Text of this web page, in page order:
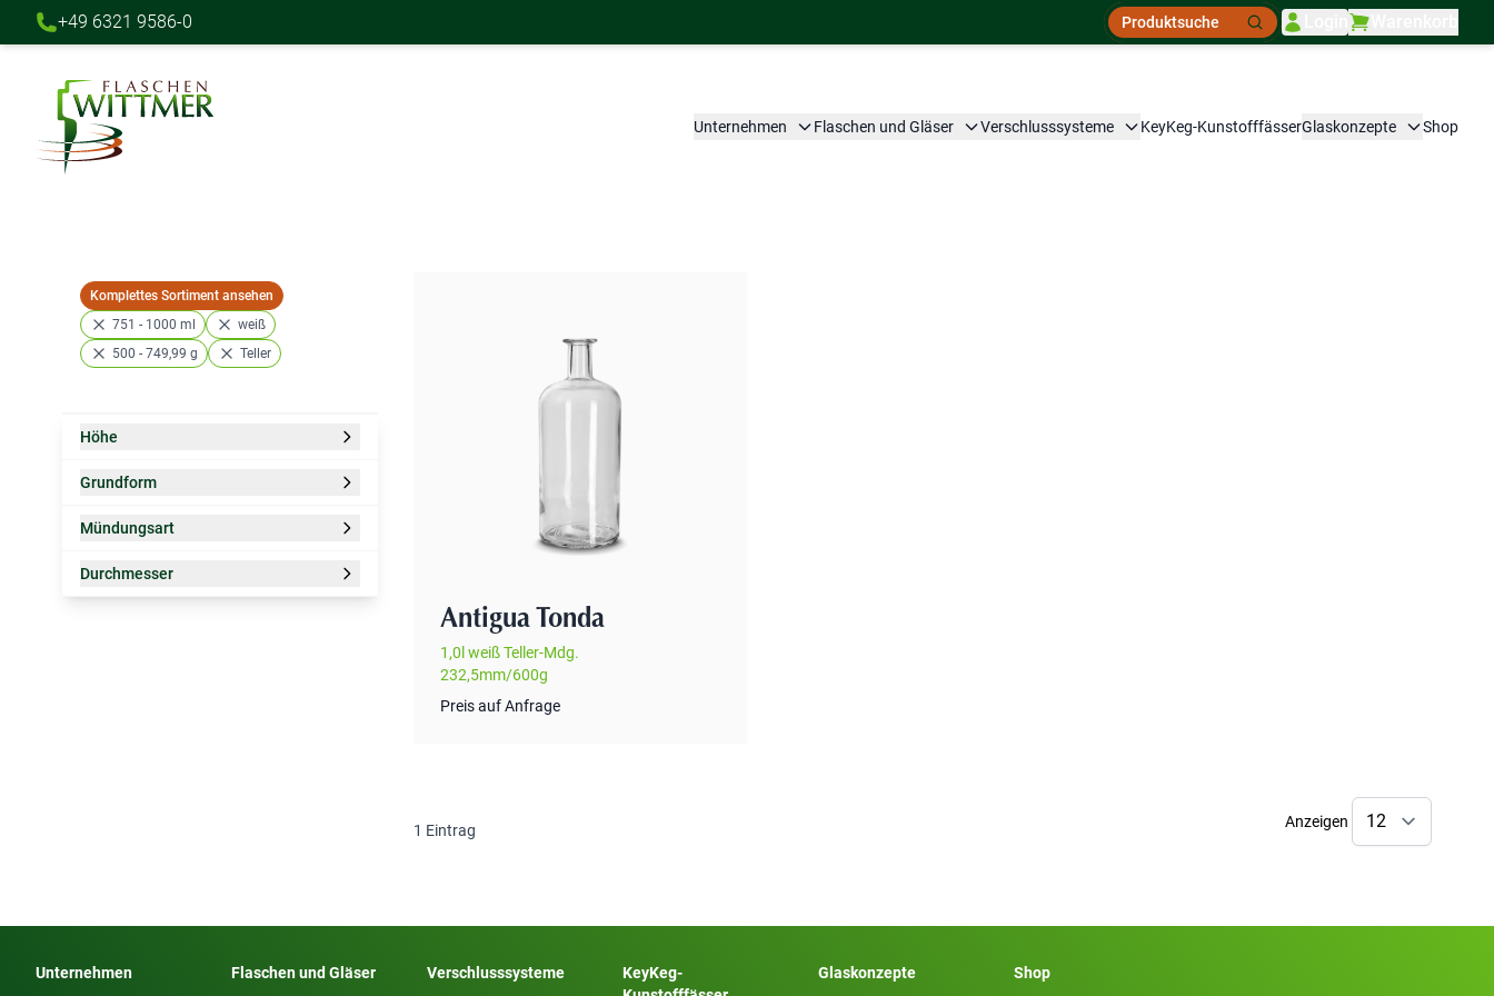
+49 6321 9586-0
Suche
Unternehmen Flaschen und Gläser Verschlusssysteme KeyKeg-KunstofffässerGlaskonzepte Shop
Komplettes Sortiment ansehen
751 - 1000 ml
weiß
500 - 749,99 g
Teller
Zur Produktliste springen
Höhe
Grundform
Mündungsart
Durchmesser
Filter
Antigua Tonda
1,0l weiß Teller-Mdg.
232,5mm/600g
Preis auf Anfrage
1 Eintrag Anzeigen
Unternehmen Flaschen und Gläser Verschlusssysteme
KeyKeg-
Glaskonzepte Shop